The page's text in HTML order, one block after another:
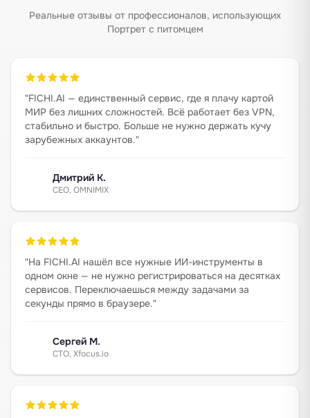
Реальные отзывы от профессионалов, использующих
Портрет с питомцем
"FICHI.AI — единственный сервис, где я плачу картой
МИР без лишних сложностей. Всё работает без VPN,
стабильно и быстро. Больше не нужно держать кучу
зарубежных аккаунтов."
Дмитрий К.
CEO, OMNIMIX
"На FICHI.AI нашёл все нужные ИИ-инструменты в
одном окне — не нужно регистрироваться на десятках
сервисов. Переключаешься между задачами за
секунды прямо в браузере."
Сергей М.
CTO, Xfocus.io